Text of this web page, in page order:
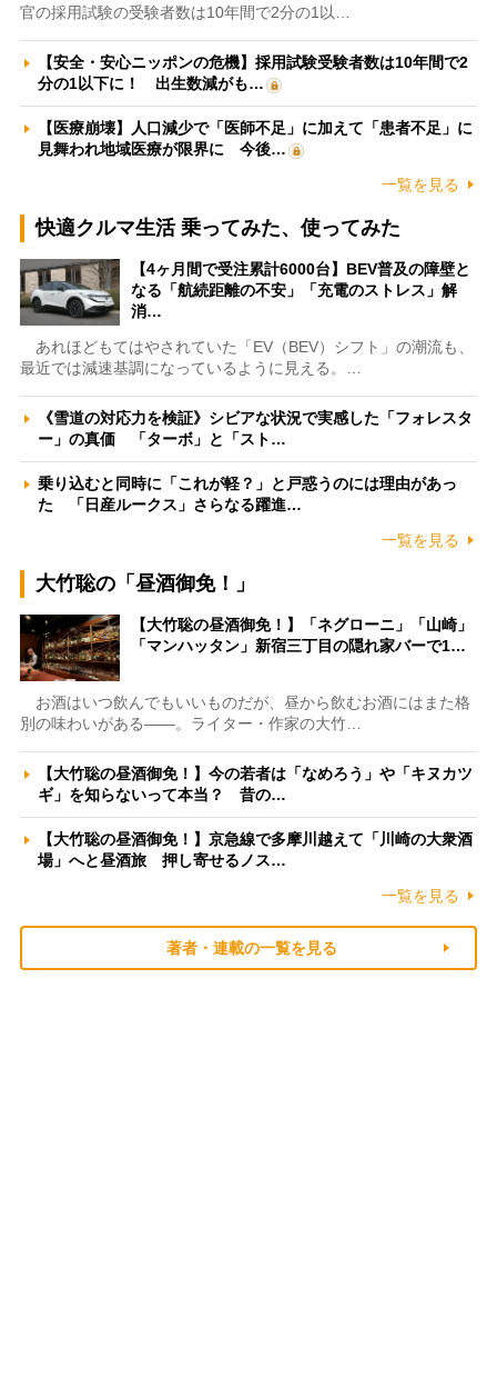
官の採用試験の受験者数は10年間で2分の1以…
【安全・安心ニッポンの危機】採用試験受験者数は10年間で2
分の1以下に！ 出生数減がも…
【医療崩壊】人口減少で「医師不足」に加えて「患者不足」に
見舞われ地域医療が限界に 今後…
一覧を見る
快適クルマ生活 乗ってみた、使ってみた
【4ヶ月間で受注累計6000台】BEV普及の障壁と
なる「航続距離の不安」「充電のストレス」解
消…
あれほどもてはやされていた「EV（BEV）シフト」の潮流も、
最近では減速基調になっているように見える。…
《雪道の対応力を検証》シビアな状況で実感した「フォレスタ
ー」の真価 「ターボ」と「スト…
乗り込むと同時に「これが軽？」と戸惑うのには理由があっ
た 「日産ルークス」さらなる躍進…
一覧を見る
大竹聡の「昼酒御免！」
【大竹聡の昼酒御免！】「ネグローニ」「山崎」
「マンハッタン」新宿三丁目の隠れ家バーで1…
お酒はいつ飲んでもいいものだが、昼から飲むお酒にはまた格
別の味わいがある――。ライター・作家の大竹…
【大竹聡の昼酒御免！】今の若者は「なめろう」や「キヌカツ
ギ」を知らないって本当？ 昔の…
【大竹聡の昼酒御免！】京急線で多摩川越えて「川崎の大衆酒
場」へと昼酒旅 押し寄せるノス…
一覧を見る
著者・連載の一覧を見る